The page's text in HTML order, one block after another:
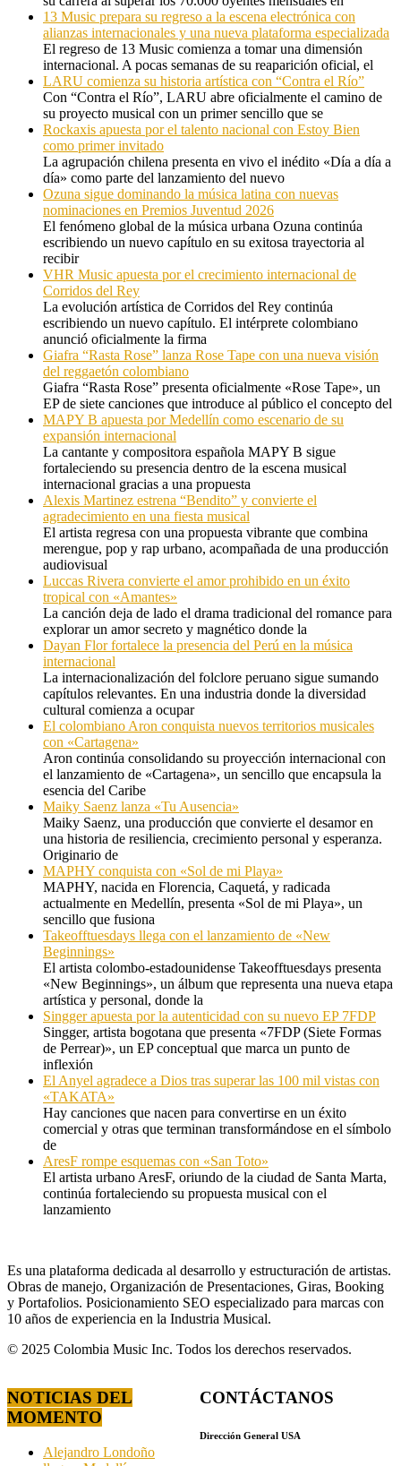
13 Music prepara su regreso a la escena electrónica con
alianzas internacionales y una nueva plataforma especializada
El regreso de 13 Music comienza a tomar una dimensión
internacional. A pocas semanas de su reaparición oficial, el
LARU comienza su historia artística con “Contra el Río”
Con “Contra el Río”, LARU abre oficialmente el camino de
su proyecto musical con un primer sencillo que se
Rockaxis apuesta por el talento nacional con Estoy Bien
como primer invitado
La agrupación chilena presenta en vivo el inédito «Día a día a
día» como parte del lanzamiento del nuevo
Ozuna sigue dominando la música latina con nuevas
nominaciones en Premios Juventud 2026
El fenómeno global de la música urbana Ozuna continúa
escribiendo un nuevo capítulo en su exitosa trayectoria al
recibir
VHR Music apuesta por el crecimiento internacional de
Corridos del Rey
La evolución artística de Corridos del Rey continúa
escribiendo un nuevo capítulo. El intérprete colombiano
anunció oficialmente la firma
Giafra “Rasta Rose” lanza Rose Tape con una nueva visión
del reggaetón colombiano
Giafra “Rasta Rose” presenta oficialmente «Rose Tape», un
EP de siete canciones que introduce al público el concepto del
MAPY B apuesta por Medellín como escenario de su
expansión internacional
La cantante y compositora española MAPY B sigue
fortaleciendo su presencia dentro de la escena musical
internacional gracias a una propuesta
Alexis Martinez estrena “Bendito” y convierte el
agradecimiento en una fiesta musical
El artista regresa con una propuesta vibrante que combina
merengue, pop y rap urbano, acompañada de una producción
audiovisual
Luccas Rivera convierte el amor prohibido en un éxito
tropical con «Amantes»
La canción deja de lado el drama tradicional del romance para
explorar un amor secreto y magnético donde la
Dayan Flor fortalece la presencia del Perú en la música
internacional
La internacionalización del folclore peruano sigue sumando
capítulos relevantes. En una industria donde la diversidad
cultural comienza a ocupar
El colombiano Aron conquista nuevos territorios musicales
con «Cartagena»
Aron continúa consolidando su proyección internacional con
el lanzamiento de «Cartagena», un sencillo que encapsula la
esencia del Caribe
Maiky Saenz lanza «Tu Ausencia»
Maiky Saenz, una producción que convierte el desamor en
una historia de resiliencia, crecimiento personal y esperanza.
Originario de
MAPHY conquista con «Sol de mi Playa»
MAPHY, nacida en Florencia, Caquetá, y radicada
actualmente en Medellín, presenta «Sol de mi Playa», un
sencillo que fusiona
Takeofftuesdays llega con el lanzamiento de «New
Beginnings»
El artista colombo-estadounidense Takeofftuesdays presenta
«New Beginnings», un álbum que representa una nueva etapa
artística y personal, donde la
Singger apuesta por la autenticidad con su nuevo EP 7FDP
Singger, artista bogotana que presenta «7FDP (Siete Formas
de Perrear)», un EP conceptual que marca un punto de
inflexión
El Anyel agradece a Dios tras superar las 100 mil vistas con
«TAKATA»
Hay canciones que nacen para convertirse en un éxito
comercial y otras que terminan transformándose en el símbolo
de
AresF rompe esquemas con «San Toto»
El artista urbano AresF, oriundo de la ciudad de Santa Marta,
continúa fortaleciendo su propuesta musical con el
lanzamiento
Es una plataforma dedicada al desarrollo y estructuración de artistas.
Obras de manejo, Organización de Presentaciones, Giras, Booking
y Portafolios. Posicionamiento SEO especializado para marcas con
10 años de experiencia en la Industria Musical.
© 2025 Colombia Music Inc. Todos los derechos reservados.
NOTICIAS DEL
MOMENTO
Alejandro Londoño
CONTÁCTANOS
Dirección General USA